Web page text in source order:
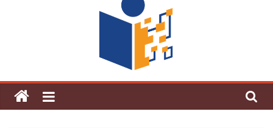
поредна награда от конкурс на
център за развитие на човешките
ресурси (ЦРЧР)